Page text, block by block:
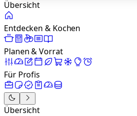
Übersicht
Entdecken & Kochen
Planen & Vorrat
Für Profis
Übersicht